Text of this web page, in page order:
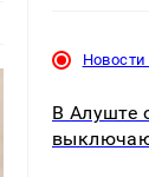
В Алуште